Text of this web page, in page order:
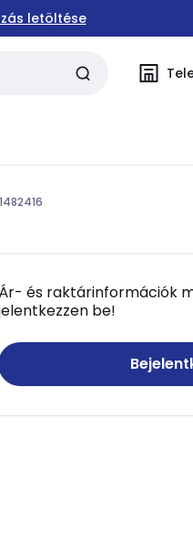
letöltése
Ár- és raktárinformációk
be!